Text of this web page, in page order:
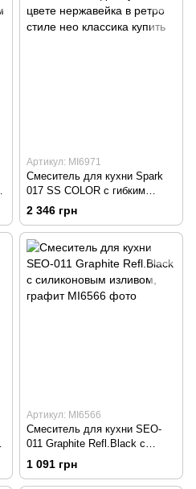
Артикул: MI6971
Смеситель для кухни Spark
017 SS COLOR с гибким
изливом на пружине,
нержавейка
2 346 грн
Артикул: MI6566
Смеситель для кухни SEO-
011 Graphite Refl.Black с
силиконовым изливом,
1 091 грн